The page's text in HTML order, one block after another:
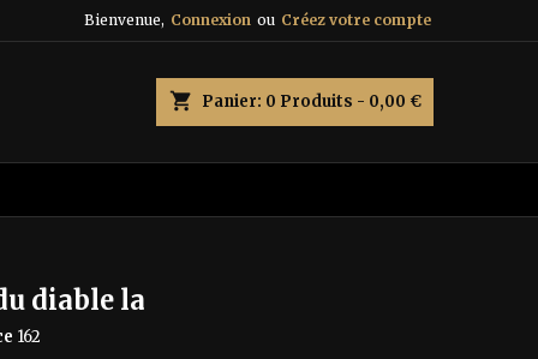
Bienvenue, Connexion ou Créez votre compte
shopping_cart Panier: 0 Produits - 0,00 €
diable la
162